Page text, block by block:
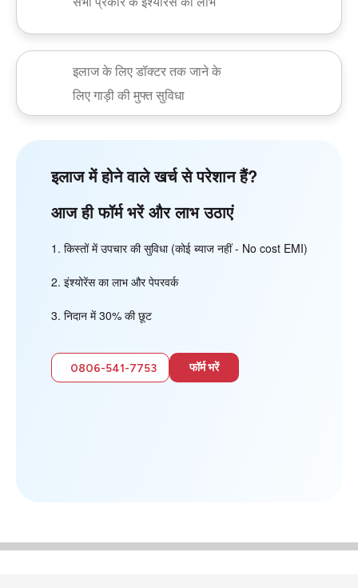
इलाज के लिए डॉक्टर तक जाने के
लिए गाड़ी की मुफ्त सुविधा
इलाज में होने वाले खर्च से परेशान हैं?
आज ही फॉर्म भरें और लाभ उठाएं
किस्तों में उपचार की सुविधा (कोई ब्याज नहीं - No cost EMI)
इंश्योरेंस का लाभ और पेपरवर्क
निदान में 30% की छूट
0806-541-7753 फॉर्म भरें